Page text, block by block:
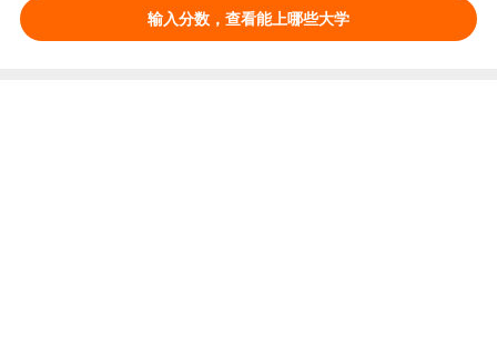
输入分数，查看能上哪些大学